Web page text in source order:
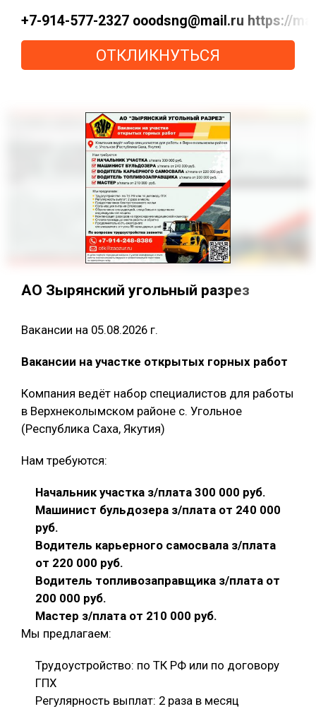
+7-914-577-2327 ooodsng@mail.ru https://
ОТКЛИКНУТЬСЯ
АО Зырянский угольный разрез
Вакансии на 05.08.2026 г.
Вакансии на участке открытых горных работ
Компания ведёт набор специалистов для работы
в Верхнеколымском районе с. Угольное
(Республика Саха, Якутия)
Нам требуются:
Начальник участка з/плата 300 000 руб.
Машинист бульдозера з/плата от 240 000
руб.
Водитель карьерного самосвала з/плата
от 220 000 руб.
Водитель топливозаправщика з/плата от
200 000 руб.
Мастер з/плата от 210 000 руб.
Мы предлагаем:
Трудоустройство: по ТК РФ или по договору
ГПХ
Регулярность выплат: 2 раза в месяц